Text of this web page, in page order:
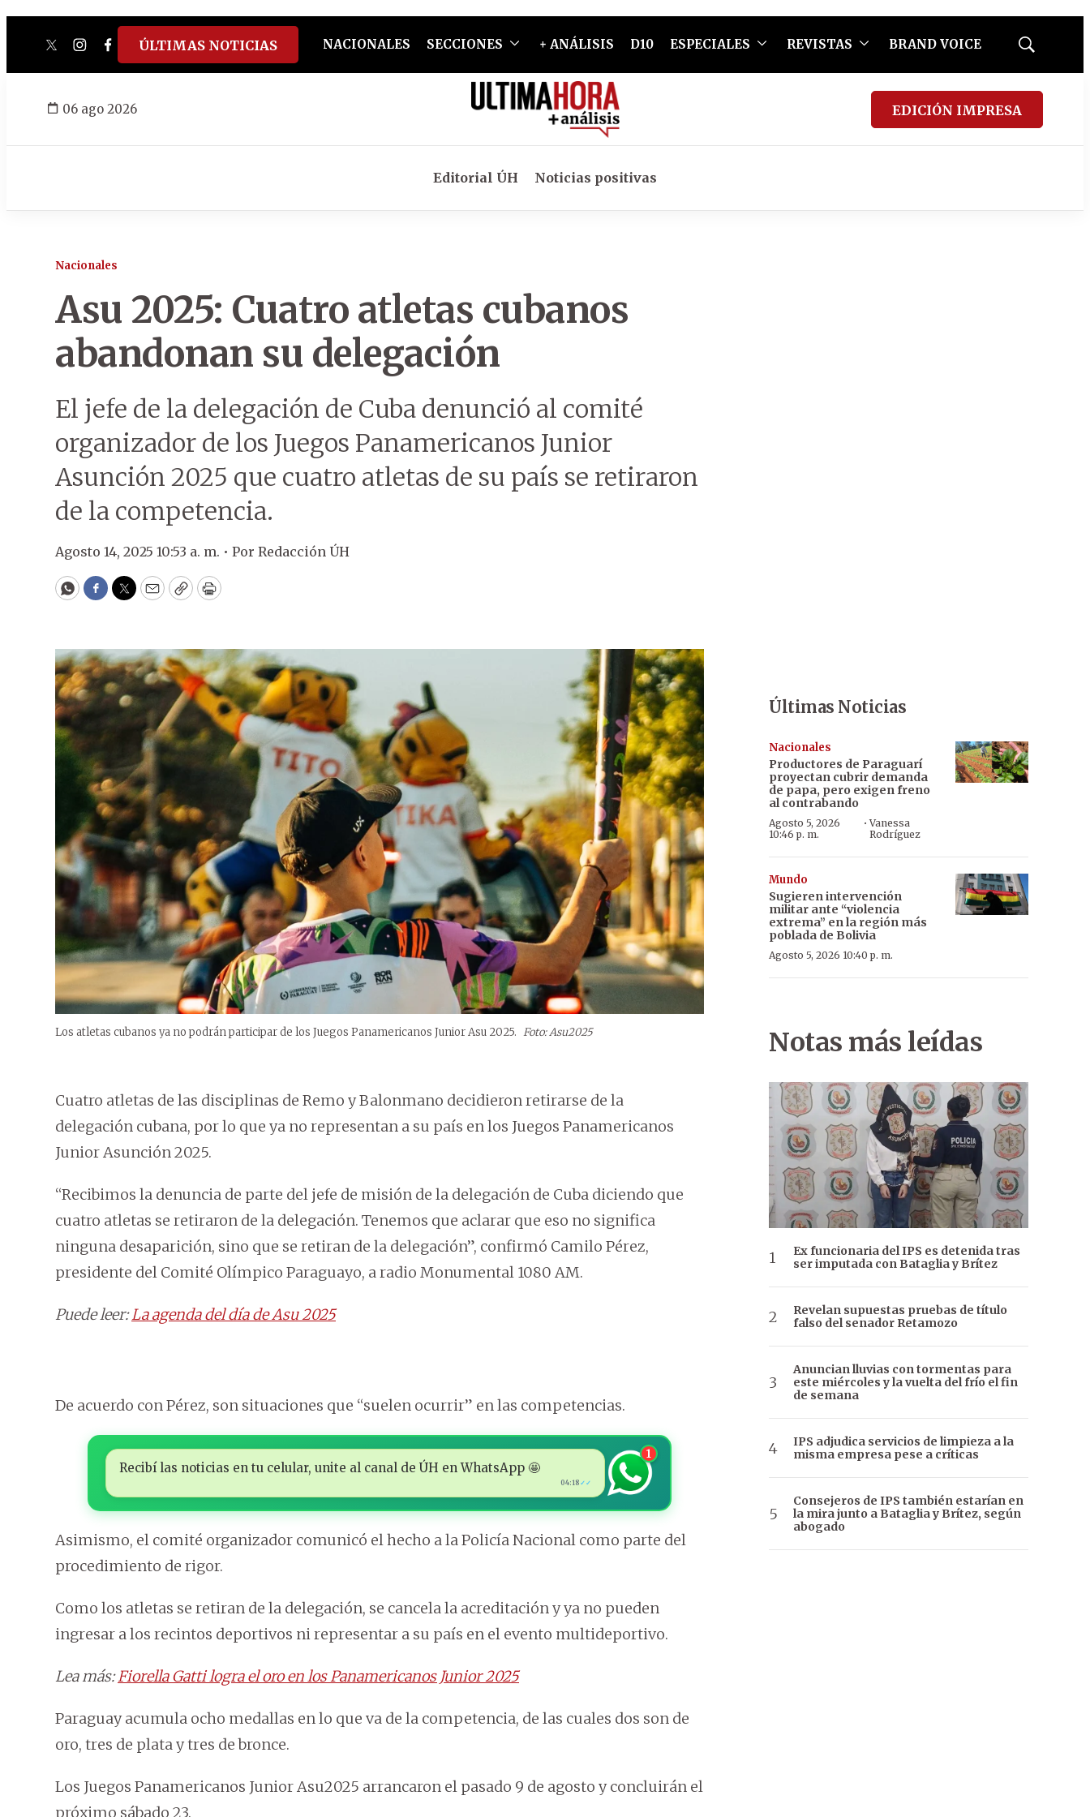
twitterinstagram
facebook
tiktokyoutube
spotify
ÚLTIMAS NOTICIAS NACIONALES SECCIONES + ANÁLISIS D10 ESPECIALES REVISTAS BRAND VOICE
Mostrar
06 ago 2026 EDICIÓN IMPRESA
Editorial ÚH Noticias positivas
Nacionales
Asu 2025: Cuatro atletas cubanos
abandonan su delegación
El jefe de la delegación de Cuba denunció al comité
organizador de los Juegos Panamericanos Junior
Asunción 2025 que cuatro atletas de su país se retiraron
de la competencia.
Agosto 14, 2025 10:53 a. m. • Por Redacción ÚH
WhatsApp
Facebook
Twitter
EmailCopyPrint
Los atletas cubanos ya no podrán participar de los Juegos Panamericanos Junior Asu 2025. Foto: Asu2025
Cuatro atletas de las disciplinas de Remo y Balonmano decidieron retirarse de la
delegación cubana, por lo que ya no representan a su país en los Juegos Panamericanos
Junior Asunción 2025.
“Recibimos la denuncia de parte del jefe de misión de la delegación de Cuba diciendo que
cuatro atletas se retiraron de la delegación. Tenemos que aclarar que eso no significa
ninguna desaparición, sino que se retiran de la delegación”, confirmó Camilo Pérez,
presidente del Comité Olímpico Paraguayo, a radio Monumental 1080 AM.
Puede leer:La agenda del día de Asu 2025
De acuerdo con Pérez, son situaciones que “suelen ocurrir” en las competencias.
Recibí las noticias en tu celular, unite al canal de ÚH en WhatsApp 🤩
04:18 ✓✓
1
Asimismo, el comité organizador comunicó el hecho a la Policía Nacional como parte del
procedimiento de rigor.
Como los atletas se retiran de la delegación, se cancela la acreditación y ya no pueden
ingresar a los recintos deportivos ni representar a su país en el evento multideportivo.
Lea más:Fiorella Gatti logra el oro en los Panamericanos Junior 2025
Paraguay acumula ocho medallas en lo que va de la competencia, de las cuales dos son de
oro, tres de plata y tres de bronce.
Los Juegos Panamericanos Junior Asu2025 arrancaron el pasado 9 de agosto y concluirán el
próximo sábado 23.
Últimas Noticias
Nacionales
Productores de Paraguarí
proyectan cubrir demanda
de papa, pero exigen freno
al contrabando
Agosto 5, 2026
10:46 p. m.
·Vanessa
Rodríguez
Mundo
Sugieren intervención
militar ante “violencia
extrema” en la región más
poblada de Bolivia
Agosto 5, 2026 10:40 p. m.
Notas más leídas
Ex funcionaria del IPS es detenida tras
ser imputada con Bataglia y Brítez
Revelan supuestas pruebas de título
falso del senador Retamozo
Anuncian lluvias con tormentas para
este miércoles y la vuelta del frío el fin
de semana
IPS adjudica servicios de limpieza a la
misma empresa pese a críticas
Consejeros de IPS también estarían en
la mira junto a Bataglia y Brítez, según
abogado